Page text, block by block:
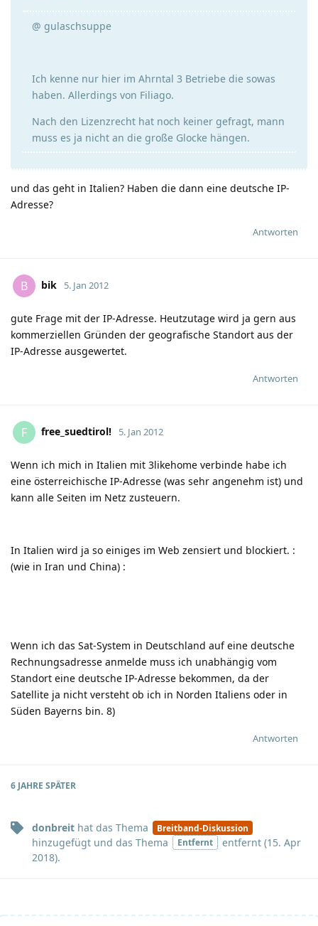
@ gulaschsuppe
Ich kenne nur hier im Ahrntal 3 Betriebe die sowas
haben. Allerdings von Filiago.
Nach den Lizenzrecht hat noch keiner gefragt, mann
muss es ja nicht an die große Glocke hängen.
und das geht in Italien? Haben die dann eine deutsche IP-
Adresse?
Antworten
B bik 5. Jan 2012
gute Frage mit der IP-Adresse. Heutzutage wird ja gern aus
kommerziellen Gründen der geografische Standort aus der
IP-Adresse ausgewertet.
Antworten
F free_suedtirolǃ 5. Jan 2012
Wenn ich mich in Italien mit 3likehome verbinde habe ich
eine österreichische IP-Adresse (was sehr angenehm ist) und
kann alle Seiten im Netz zusteuern.
In Italien wird ja so einiges im Web zensiert und blockiert. :
(wie in Iran und China) :
Wenn ich das Sat-System in Deutschland auf eine deutsche
Rechnungsadresse anmelde muss ich unabhängig vom
Standort eine deutsche IP-Adresse bekommen, da der
Satellite ja nicht versteht ob ich in Norden Italiens oder in
Süden Bayerns bin. 8)
Antworten
6 JAHRE SPÄTER
donbreit hat das Thema Breitband-Diskussion
hinzugefügt und das Thema Entfernt entfernt (15. Apr
2018).